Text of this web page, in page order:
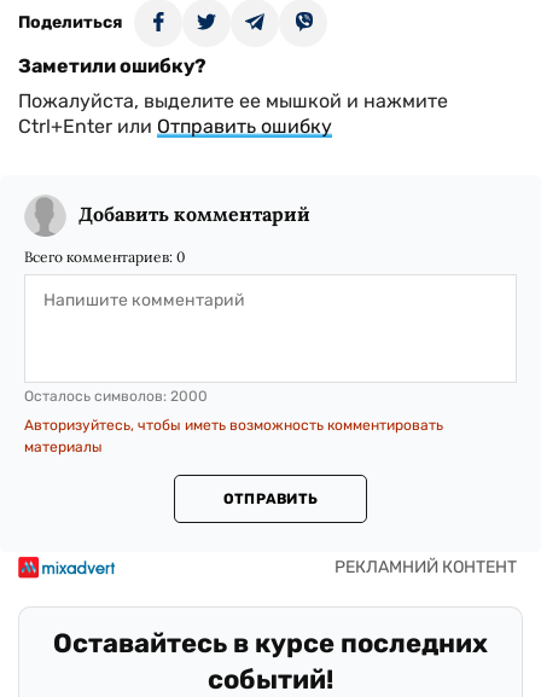
Поделиться
Заметили ошибку?
Пожалуйста, выделите ее мышкой и нажмите
Ctrl+Enter или Отправить ошибку
Добавить комментарий
Всего комментариев: 0
Осталось символов: 2000
Авторизуйтесь, чтобы иметь возможность комментировать
материалы
ОТПРАВИТЬ
Оставайтесь в курсе последних
событий!